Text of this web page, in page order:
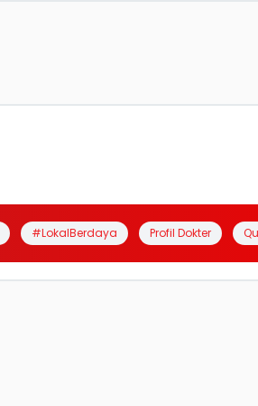
#LokalBerdaya Profil Dokter